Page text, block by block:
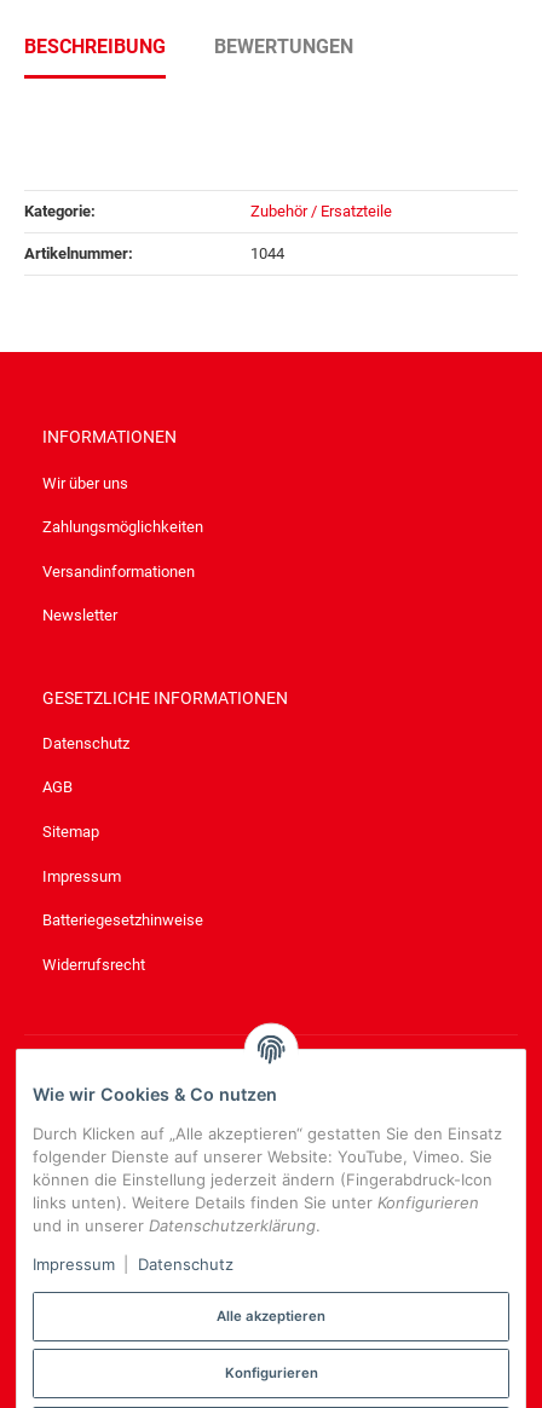
BESCHREIBUNG BEWERTUNGEN
Kategorie: Zubehör / Ersatzteile
Artikelnummer: 1044
INFORMATIONEN
Wir über uns
Zahlungsmöglichkeiten
Versandinformationen
Newsletter
GESETZLICHE INFORMATIONEN
Datenschutz
AGB
Sitemap
Impressum
Batteriegesetzhinweise
Widerrufsrecht
NEWSLETTER ABONNIEREN
Bitte senden Sie mir entsprechend Ihrer
Datenschutzerklärung
regelmäßig und jederzeit widerruflich Informationen zu Ihrem
Produktsortiment per E-Mail zu.
E-
Mail-
Adresse
NEWSLETTER
Wie wir Cookies & Co nutzen
Durch Klicken auf „Alle akzeptieren“ gestatten Sie den Einsatz
folgender Dienste auf unserer Website: YouTube, Vimeo. Sie
können die Einstellung jederzeit ändern (Fingerabdruck-Icon
links unten). Weitere Details finden Sie unter Konfigurieren
und in unserer Datenschutzerklärung.
Impressum
Datenschutz
Alle akzeptieren
Konfigurieren